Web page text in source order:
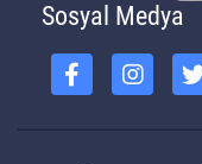
Sosyal Medya